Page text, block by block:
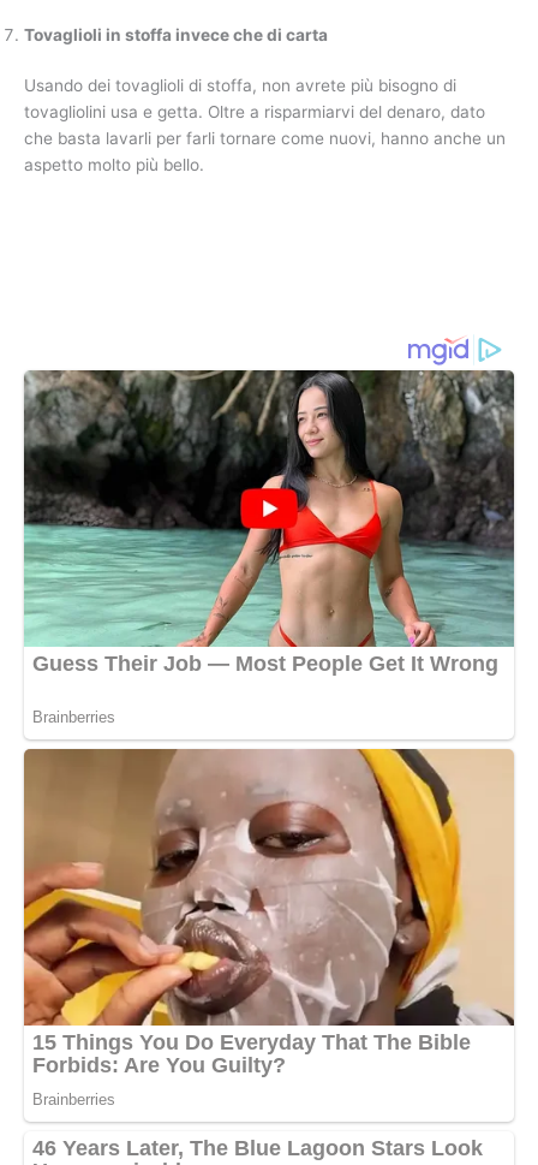
Tovaglioli in stoffa invece che di carta
Usando dei tovaglioli di stoffa, non avrete più bisogno di
tovagliolini usa e getta. Oltre a risparmiarvi del denaro, dato
che basta lavarli per farli tornare come nuovi, hanno anche un
aspetto molto più bello.